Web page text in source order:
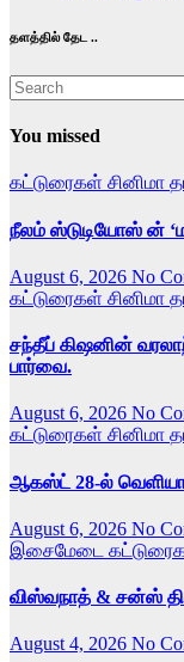
தளத்தில் தேட ..
You missed
கட்டுரைகள் சினிமா
நீலம் ஸ்டுடியோஸ் ன்
August 6, 2026 No
கட்டுரைகள் சினிமா
சந்தீப் கிஷனின்
பார்வை.
August 6, 2026 No
கட்டுரைகள் சினிமா
ஆகஸ்ட் 28-ல்
August 6, 2026 No
இசைமேடை
விஸ்வநாத் & சன்ஸ்
August 4, 2026 No